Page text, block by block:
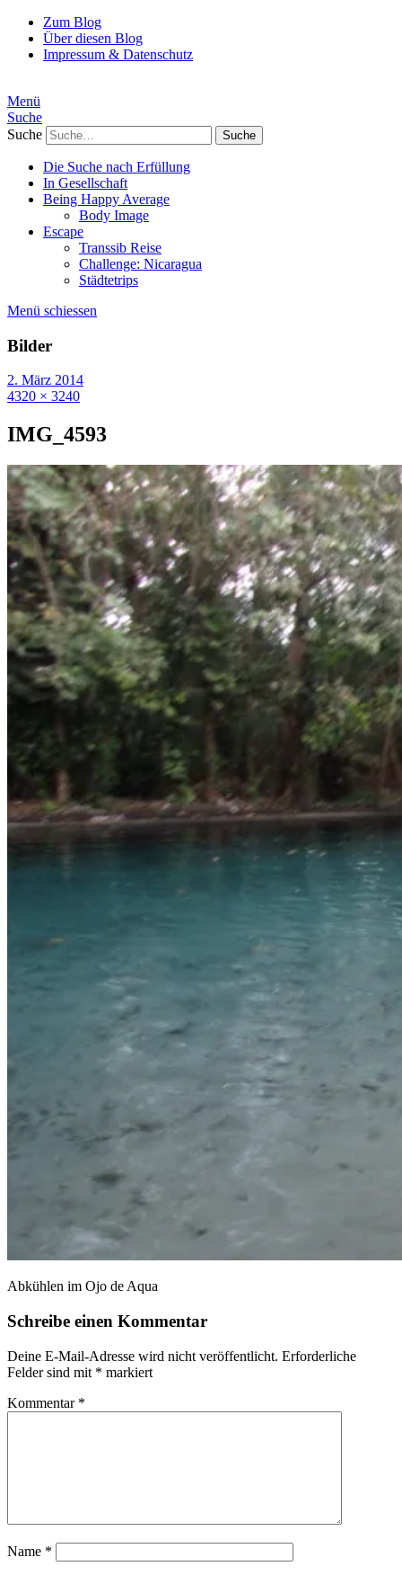
Zum Blog
Über diesen Blog
Impressum & Datenschutz
Menü
Suche
Suche
Die Suche nach Erfüllung
In Gesellschaft
Being Happy Average
Body Image
Escape
Transsib Reise
Challenge: Nicaragua
Städtetrips
Menü schiessen
Bilder
2. März 2014
4320 × 3240
IMG_4593
Abkühlen im Ojo de Aqua
Schreibe einen Kommentar
Deine E-Mail-Adresse wird nicht veröffentlicht. Erforderliche
Felder sind mit * markiert
Kommentar *
Name *